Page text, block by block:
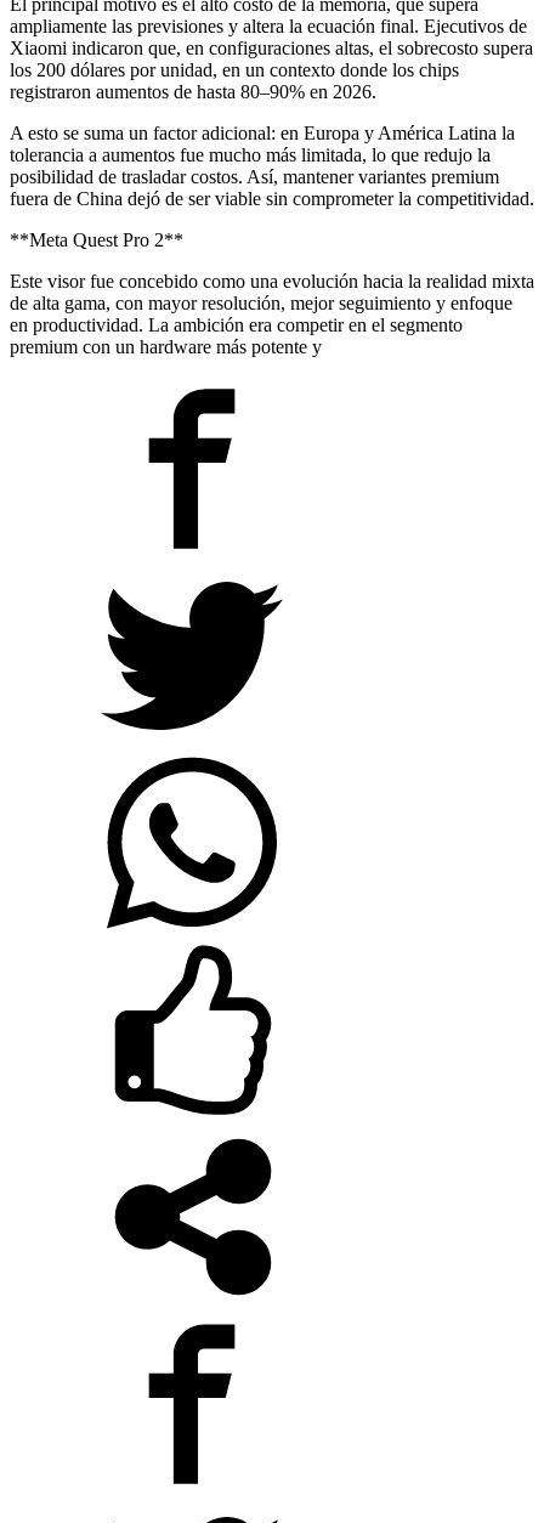
ampliamente las previsiones y altera la ecuación final. Ejecutivos de
Xiaomi indicaron que, en configuraciones altas, el sobrecosto supera
los 200 dólares por unidad, en un contexto donde los chips
registraron aumentos de hasta 80–90% en 2026.
A esto se suma un factor adicional: en Europa y América Latina la
tolerancia a aumentos fue mucho más limitada, lo que redujo la
posibilidad de trasladar costos. Así, mantener variantes premium
fuera de China dejó de ser viable sin comprometer la competitividad.
**Meta Quest Pro 2**
Este visor fue concebido como una evolución hacia la realidad mixta
de alta gama, con mayor resolución, mejor seguimiento y enfoque
en productividad. La ambición era competir en el segmento
premium con un hardware más potente y